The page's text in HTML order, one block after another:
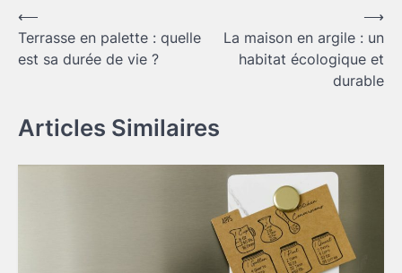
Navigation
de
l’article
⟵
Terrasse en palette : quelle
est sa durée de vie ?
La maison en argile : un
habitat écologique et
durable
⟶
Articles Similaires